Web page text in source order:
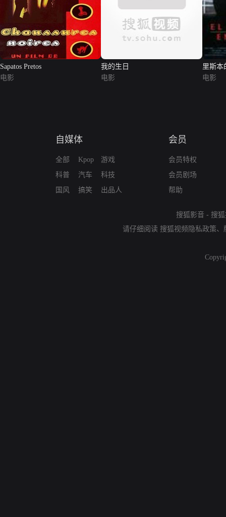
Sapatos Pretos
电影
我的生日
电影
里斯本
电影
自媒体
全部
科普
国风
Kpop
汽车
搞笑
游戏
科技
出品人
会员
会员特权
会员剧场
帮助
搜狐影音 - 搜
请仔细阅读 搜狐视频隐私政策、